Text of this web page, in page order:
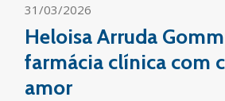
31/03/2026
Heloisa Arruda
farmácia clínica com
amor